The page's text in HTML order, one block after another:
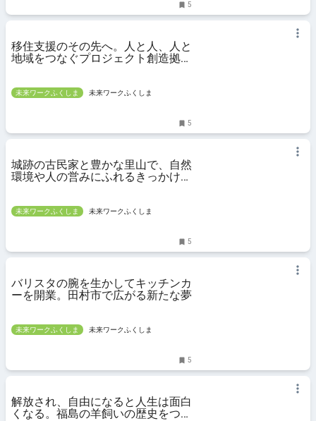
5
移住支援のその先へ。人と人、人と
地域をつなぐプロジェクト創造拠点
未来ワークふくしま 未来ワークふくしま
5
城跡の古民家と豊かな里山で、自然
環境や人の営みにふれるきっかけを
未来ワークふくしま 未来ワークふくしま
5
バリスタの腕を生かしてキッチンカ
ーを開業。田村市で広がる新たな夢
未来ワークふくしま 未来ワークふくしま
5
解放され、自由になると人生は面白
くなる。福島の羊飼いの歴史をつな